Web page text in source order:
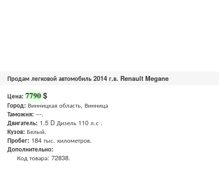
Продам легковой автомобиль 2014 г.в. Renault Megane
Цена: 7790$
Город: Винницкая область, Винница
Таможня: ---.
Двигатель: 1.5 D Дизель 110 л.с .
Кузов: Белый.
Пробег: 184 тыс. километров.
Дополнительно:
Код товара: 72838.